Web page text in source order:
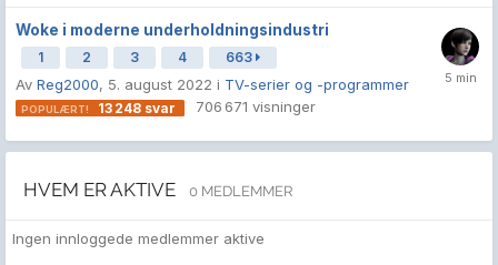
Woke i moderne underholdningsindustri
1 2 3 4 663
Av Reg2000, 5. august 2022 i TV-serier og -programmer
13 248 svar 706 671 visninger
HVEM ER AKTIVE 0 MEDLEMMER
Ingen innloggede medlemmer aktive